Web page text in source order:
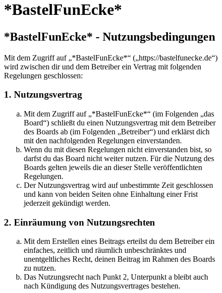
*BastelFunEcke*
*BastelFunEcke* - Nutzungsbedingungen
Mit dem Zugriff auf „*BastelFunEcke*“ („https://bastelfunecke.de“)
wird zwischen dir und dem Betreiber ein Vertrag mit folgenden
Regelungen geschlossen:
1. Nutzungsvertrag
Mit dem Zugriff auf „*BastelFunEcke*“ (im Folgenden „das
Board“) schließt du einen Nutzungsvertrag mit dem Betreiber
des Boards ab (im Folgenden „Betreiber“) und erklärst dich
mit den nachfolgenden Regelungen einverstanden.
Wenn du mit diesen Regelungen nicht einverstanden bist, so
darfst du das Board nicht weiter nutzen. Für die Nutzung des
Boards gelten jeweils die an dieser Stelle veröffentlichten
Regelungen.
Der Nutzungsvertrag wird auf unbestimmte Zeit geschlossen
und kann von beiden Seiten ohne Einhaltung einer Frist
jederzeit gekündigt werden.
2. Einräumung von Nutzungsrechten
Mit dem Erstellen eines Beitrags erteilst du dem Betreiber ein
einfaches, zeitlich und räumlich unbeschränktes und
unentgeltliches Recht, deinen Beitrag im Rahmen des Boards
zu nutzen.
Das Nutzungsrecht nach Punkt 2, Unterpunkt a bleibt auch
nach Kündigung des Nutzungsvertrages bestehen.